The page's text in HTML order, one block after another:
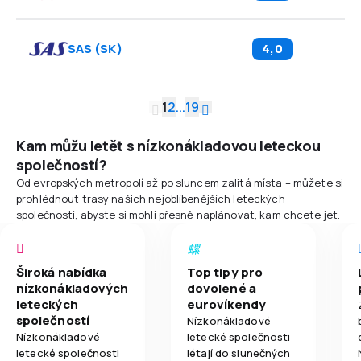
SAS (SK) 4,0
12...19
Kam můžu letět s nízkonákladovou leteckou
společností?
Od evropských metropolí až po sluncem zalitá místa – můžete si
prohlédnout trasy našich nejoblíbenějších leteckých
společností, abyste si mohli přesně naplánovat, kam chcete jet.
Široká nabídka
nízkonákladových
leteckých
společností
Nízkonákladové
letecké společnosti
Top tipy pro
dovolené a
eurovíkendy
Nízkonákladové
letecké společnosti
létají do slunečných